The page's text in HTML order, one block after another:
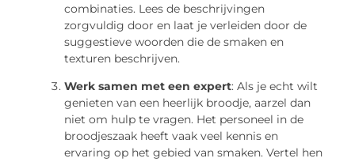
combinaties. Lees de beschrijvingen
zorgvuldig door en laat je verleiden door de
suggestieve woorden die de smaken en
texturen beschrijven.
Werk samen met een expert: Als je echt wilt
genieten van een heerlijk broodje, aarzel dan
niet om hulp te vragen. Het personeel in de
broodjeszaak heeft vaak veel kennis en
ervaring op het gebied van smaken. Vertel hen